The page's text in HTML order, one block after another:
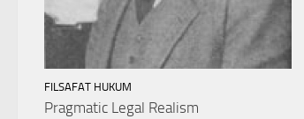
FILSAFAT HUKUM
Pragmatic Legal Realism